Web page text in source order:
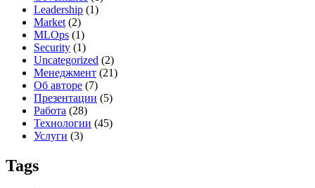
Leadership (1)
Market (2)
MLOps (1)
Security (1)
Uncategorized (2)
Менеджмент (21)
Об авторе (7)
Презентации (5)
Работа (28)
Технологии (45)
Услуги (3)
Tags